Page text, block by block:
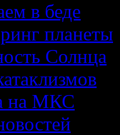
в беде
планеты
Солнца
на МКС